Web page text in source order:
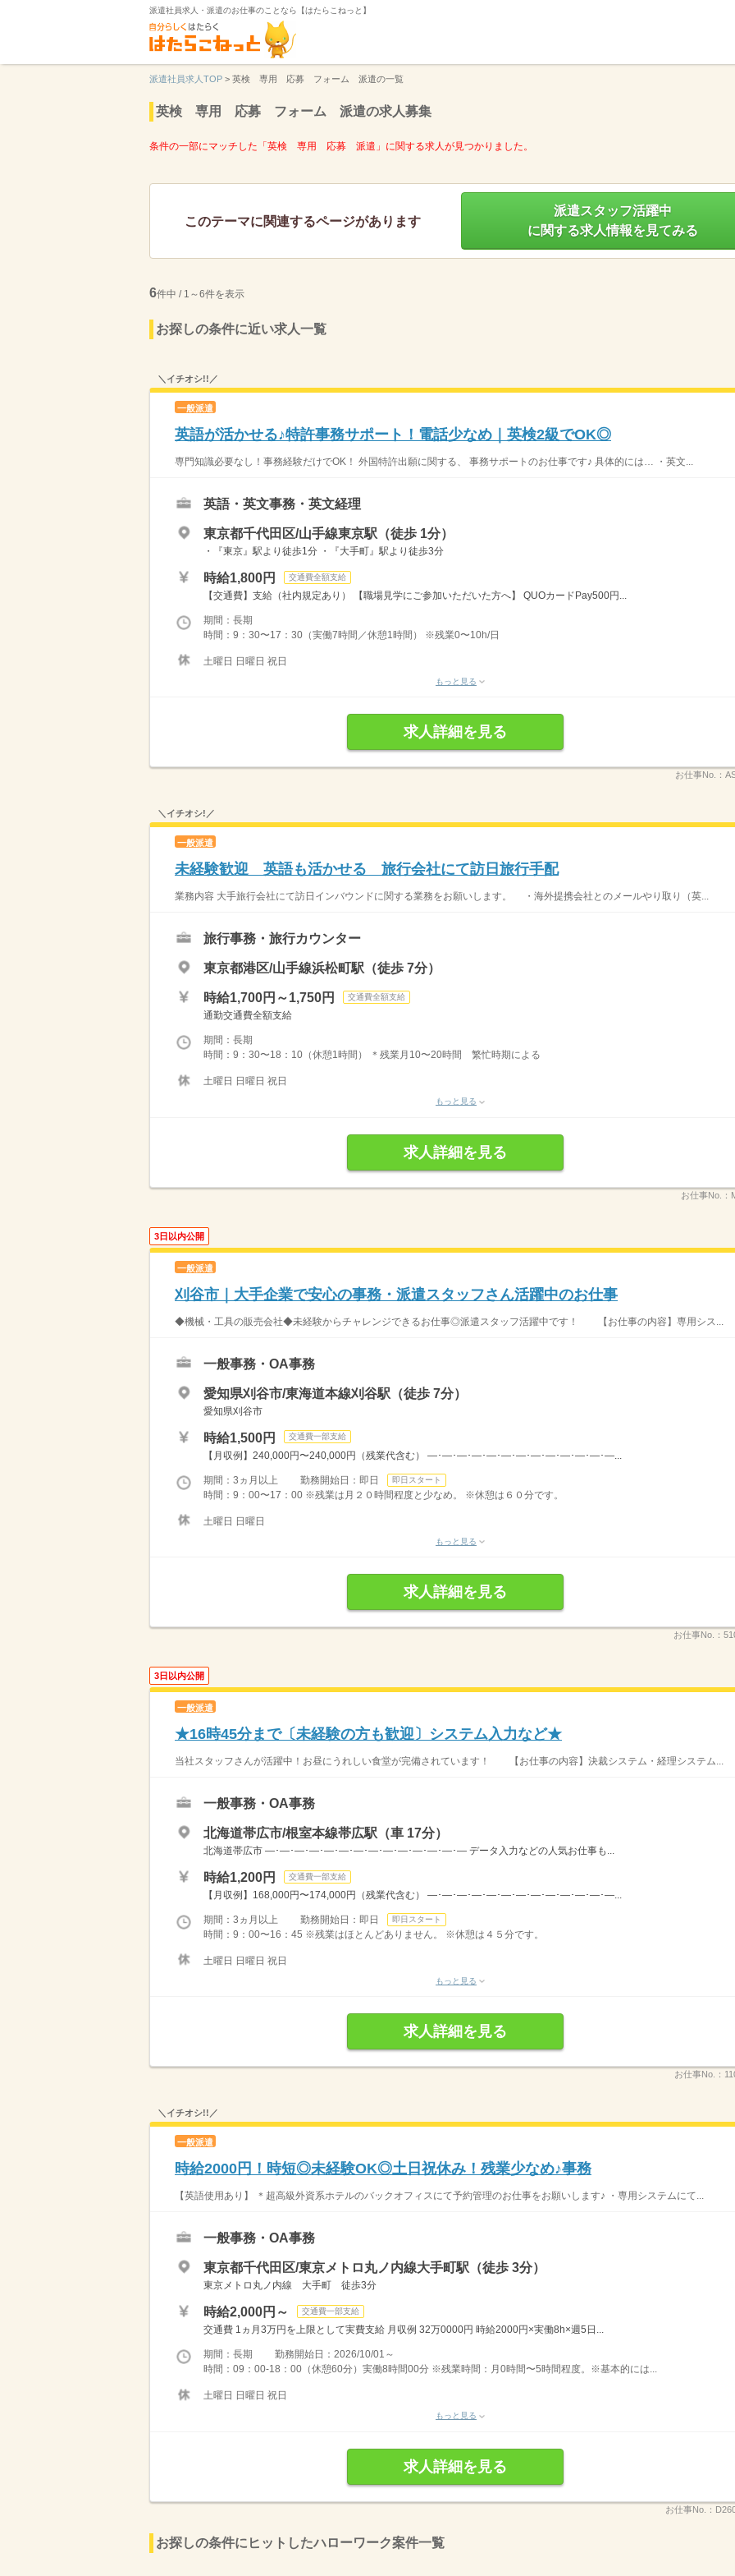
派遣社員求人・派遣のお仕事のことなら【はたらこねっと】
派遣社員求人TOP > 英検 専用 応募 フォーム 派遣の一覧
英検 専用 応募 フォーム 派遣の求人募集
条件の一部にマッチした「英検 専用 応募 派遣」に関する求人が見つかりました。
このテーマに関連するページがあります
派遣スタッフ活躍中
に関する求人情報を見てみる
6件中 / 1～6件を表示
お探しの条件に近い求人一覧
＼イチオシ!!／
一般派遣
英語が活かせる♪特許事務サポート！電話少なめ｜英検2級でOK◎
専門知識必要なし！事務経験だけでOK！ 外国特許出願に関する、 事務サポートのお仕事です♪ 具体的には… ・英文...
英語・英文事務・英文経理
東京都千代田区/山手線東京駅（徒歩 1分）
・『東京』駅より徒歩1分 ・『大手町』駅より徒歩3分
時給1,800円 交通費全額支給
【交通費】支給（社内規定あり） 【職場見学にご参加いただいた方へ】 QUOカードPay500円...
期間：長期
時間：9：30〜17：30（実働7時間／休憩1時間） ※残業0〜10h/日
土曜日 日曜日 祝日
もっと見る
求人詳細を見る
お仕事No.：
＼イチオシ!／
一般派遣
未経験歓迎 英語も活かせる 旅行会社にて訪日旅行手配
業務内容 大手旅行会社にて訪日インバウンドに関する業務をお願いします。 ・海外提携会社とのメールやり取り（英...
旅行事務・旅行カウンター
東京都港区/山手線浜松町駅（徒歩 7分）
時給1,700円～1,750円 交通費全額支給
通勤交通費全額支給
期間：長期
時間：9：30〜18：10（休憩1時間） ＊残業月10〜20時間 繁忙時期による
土曜日 日曜日 祝日
もっと見る
求人詳細を見る
お仕事No.：
3日以内公開
一般派遣
刈谷市｜大手企業で安心の事務・派遣スタッフさん活躍中のお仕事
◆機械・工具の販売会社◆未経験からチャレンジできるお仕事◎派遣スタッフ活躍中です！ 【お仕事の内容】専用シス...
一般事務・OA事務
愛知県刈谷市/東海道本線刈谷駅（徒歩 7分）
愛知県刈谷市
時給1,500円 交通費一部支給
【月収例】240,000円〜240,000円（残業代含む） ―･―･―･―･―･―･―･―･―･―･―･―･―...
期間：3ヵ月以上 勤務開始日：即日 即日スタート
時間：9：00〜17：00 ※残業は月２０時間程度と少なめ。 ※休憩は６０分です。
土曜日 日曜日
もっと見る
求人詳細を見る
お仕事No.：
3日以内公開
一般派遣
★16時45分まで〔未経験の方も歓迎〕システム入力など★
当社スタッフさんが活躍中！お昼にうれしい食堂が完備されています！ 【お仕事の内容】決裁システム・経理システム...
一般事務・OA事務
北海道帯広市/根室本線帯広駅（車 17分）
北海道帯広市 ―･―･―･―･―･―･―･―･―･―･―･―･―･― データ入力などの人気お仕事も...
時給1,200円 交通費一部支給
【月収例】168,000円〜174,000円（残業代含む） ―･―･―･―･―･―･―･―･―･―･―･―･―...
期間：3ヵ月以上 勤務開始日：即日 即日スタート
時間：9：00〜16：45 ※残業はほとんどありません。 ※休憩は４５分です。
土曜日 日曜日 祝日
もっと見る
求人詳細を見る
お仕事No.：
＼イチオシ!!／
一般派遣
時給2000円！時短◎未経験OK◎土日祝休み！残業少なめ♪事務
【英語使用あり】 ＊超高級外資系ホテルのバックオフィスにて予約管理のお仕事をお願いします♪ ・専用システムにて...
一般事務・OA事務
東京都千代田区/東京メトロ丸ノ内線大手町駅（徒歩 3分）
東京メトロ丸ノ内線 大手町 徒歩3分
時給2,000円～ 交通費一部支給
交通費 1ヵ月3万円を上限として実費支給 月収例 32万0000円 時給2000円×実働8h×週5日...
期間：長期 勤務開始日：2026/10/01～
時間：09：00-18：00（休憩60分）実働8時間00分 ※残業時間：月0時間〜5時間程度。※基本的には...
土曜日 日曜日 祝日
もっと見る
求人詳細を見る
お仕事No.：
お探しの条件にヒットしたハローワーク案件一覧